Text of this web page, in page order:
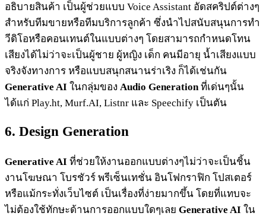
อธิบายสินค้า เป็นผู้ช่วยแบบ Voice Assistant อัดสคริปต์ต่างๆ
สำหรับทีมขายหรือทีมบริการลูกค้า ซึ่งนำไปสนับสนุนการทำ
วีดิโอหรือคอนเทนต์ในแบบต่างๆ โดยสามารถกำหนดโทน
เสียงได้ไม่ว่าจะเป็นผู้ชาย ผู้หญิง เด็ก คนมีอายุ น้ำเสียงแบบ
จริงจังทางการ หรือแบบสนุกสนานร่าเริง ก็ได้เช่นกัน
Generative AI ในกลุ่มของ Audio Generationที่เด่นๆนั้น
ได้แก่ Play.ht, Murf.AI, Listnr และ Speechify เป็นตัน
6. Design Generation
Generative AI ที่ช่วยให้งานออกแบบต่างๆไม่ว่าจะเป็นชิ้น
งานโฆษณา โบรชัวร์ พรีเซ็นเทชั่น อินโฟกราฟิก โปสเตอร์
หรือแม้กระทั่งเว็บไซต์ เป็นเรื่องที่ง่ายมากขึ้น โดยที่แทบจะ
ไม่ต้องใช้ทักษะด้านการออกแบบใดๆเลย Generative AI ใน